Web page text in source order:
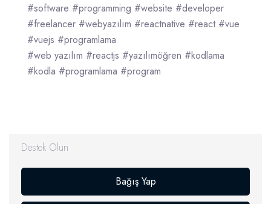
#software #programming #website #developer
#freelancer #webyazılım #reactnative #react #vue
#vuejs #programlama
#web yazılım #reactjs #yazılımöğren #kodlama
#kodla #programlama #program
Destek Olun
Bağış Yap